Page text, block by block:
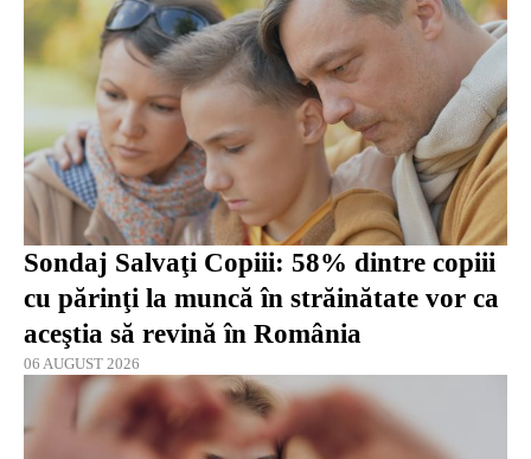
Sondaj Salvaţi Copiii: 58% dintre copiii
cu părinţi la muncă în străinătate vor ca
aceştia să revină în România
06 AUGUST 2026